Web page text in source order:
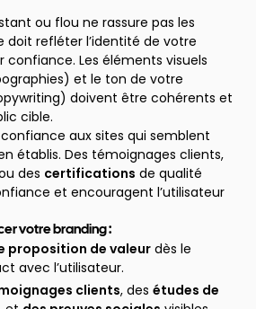
ou flou ne rassure pas les
doit refléter l’identité de votre
confiance. Les éléments visuels
et le ton de votre
doivent être cohérents et
cible.
aux sites qui semblent
établis. Des témoignages clients,
des certifications de qualité
et encouragent l’utilisateur
votre branding :
proposition de valeur dès le
avec l’utilisateur.
clients, des études de